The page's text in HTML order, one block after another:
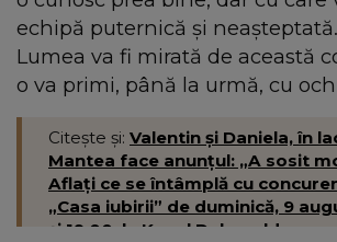
echipă puternică și neașteptată.
Lumea va fi mirată de această
o va primi, până la urmă, cu
Citește și: Valentin și Daniela, în
Mantea face anunțul: „A sosit
Aflați ce se întâmplă cu
„Casa iubirii” de duminică, 9
și 19:00, la Kanal D- kanald.ro